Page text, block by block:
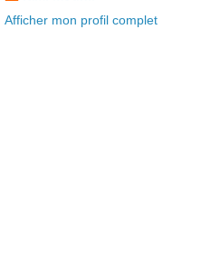
Afficher mon profil complet